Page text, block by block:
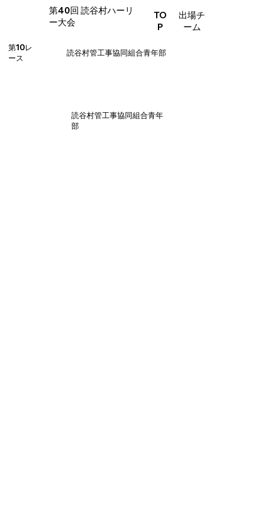
​第40回 読谷村ハーリ
ー大会
TO
P
出場チ
ーム
第10レ
ース
読谷村管工事協同組合青年部
読谷村管工事協同組合青年
部